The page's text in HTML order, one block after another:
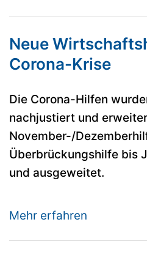
Neue
Corona-Krise
Die Corona-Hilfen
nachjustiert und
November-/
Überbrückungshilfe bis
und ausgeweitet.
Mehr erfahren